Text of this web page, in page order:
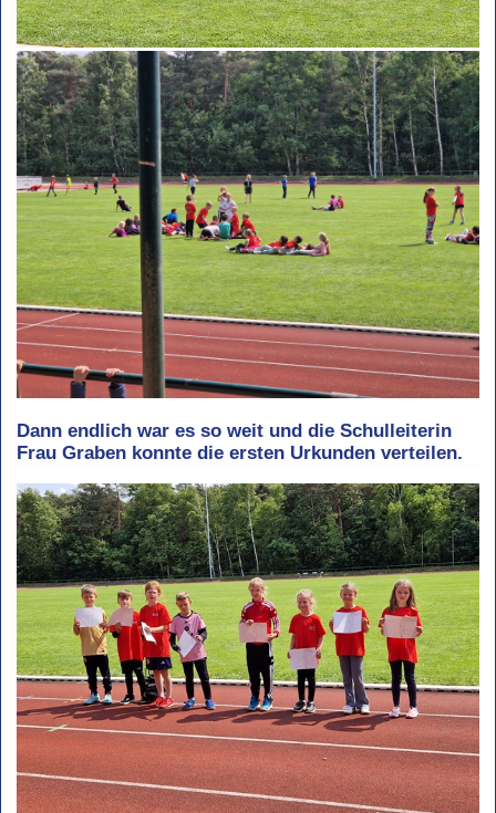
Dann endlich war es so weit und die Schulleiterin
Frau Graben konnte die ersten Urkunden verteilen.